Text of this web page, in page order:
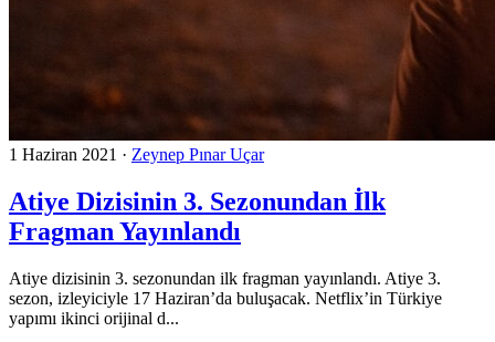
1 Haziran 2021 · Zeynep Pınar Uçar
Atiye Dizisinin 3. Sezonundan İlk
Fragman Yayınlandı
Atiye dizisinin 3. sezonundan ilk fragman yayınlandı. Atiye 3.
sezon, izleyiciyle 17 Haziran’da buluşacak. Netflix’in Türkiye
yapımı ikinci orijinal d...